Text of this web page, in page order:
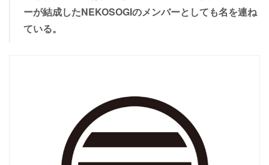
ーが結成したNEKOSOGIのメンバーとしても名を連ね
ている。